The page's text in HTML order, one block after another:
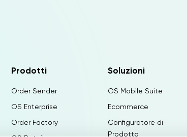
Prodotti
Order Sender
OS Enterprise
Order Factory
Soluzioni
OS Mobile Suite
Ecommerce
Configuratore di
Prodotto